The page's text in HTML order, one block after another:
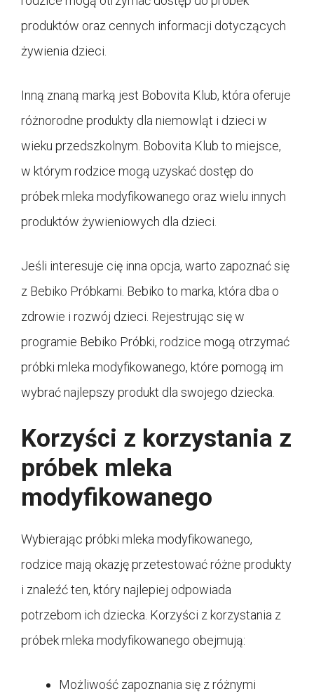
produktów oraz cennych informacji dotyczących
żywienia dzieci.
Inną znaną marką jest Bobovita Klub, która oferuje
różnorodne produkty dla niemowląt i dzieci w
wieku przedszkolnym. Bobovita Klub to miejsce,
w którym rodzice mogą uzyskać dostęp do
próbek mleka modyfikowanego oraz wielu innych
produktów żywieniowych dla dzieci.
Jeśli interesuje cię inna opcja, warto zapoznać się
z Bebiko Próbkami. Bebiko to marka, która dba o
zdrowie i rozwój dzieci. Rejestrując się w
programie Bebiko Próbki, rodzice mogą otrzymać
próbki mleka modyfikowanego, które pomogą im
wybrać najlepszy produkt dla swojego dziecka.
Korzyści z korzystania z
próbek mleka
modyfikowanego
Wybierając próbki mleka modyfikowanego,
rodzice mają okazję przetestować różne produkty
i znaleźć ten, który najlepiej odpowiada
potrzebom ich dziecka. Korzyści z korzystania z
próbek mleka modyfikowanego obejmują:
Możliwość zapoznania się z różnymi